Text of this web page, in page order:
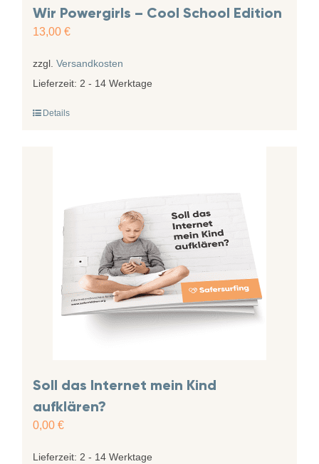
Wir Powergirls – Cool School Edition
13,00 €
zzgl. Versandkosten
Lieferzeit: 2 - 14 Werktage
Details
Soll das Internet mein Kind
aufklären?
0,00 €
Lieferzeit: 2 - 14 Werktage